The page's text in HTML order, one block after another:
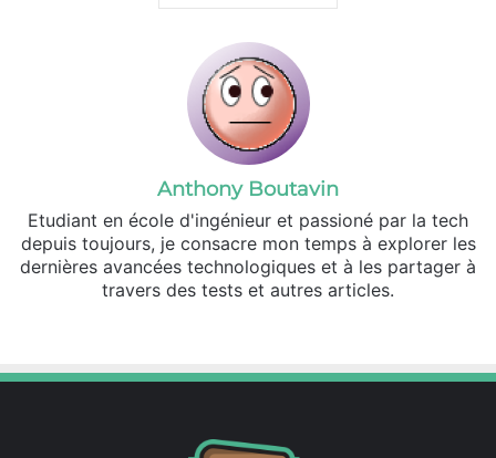
Anthony Boutavin
Etudiant en école d'ingénieur et passioné par la tech
depuis toujours, je consacre mon temps à explorer les
dernières avancées technologiques et à les partager à
travers des tests et autres articles.